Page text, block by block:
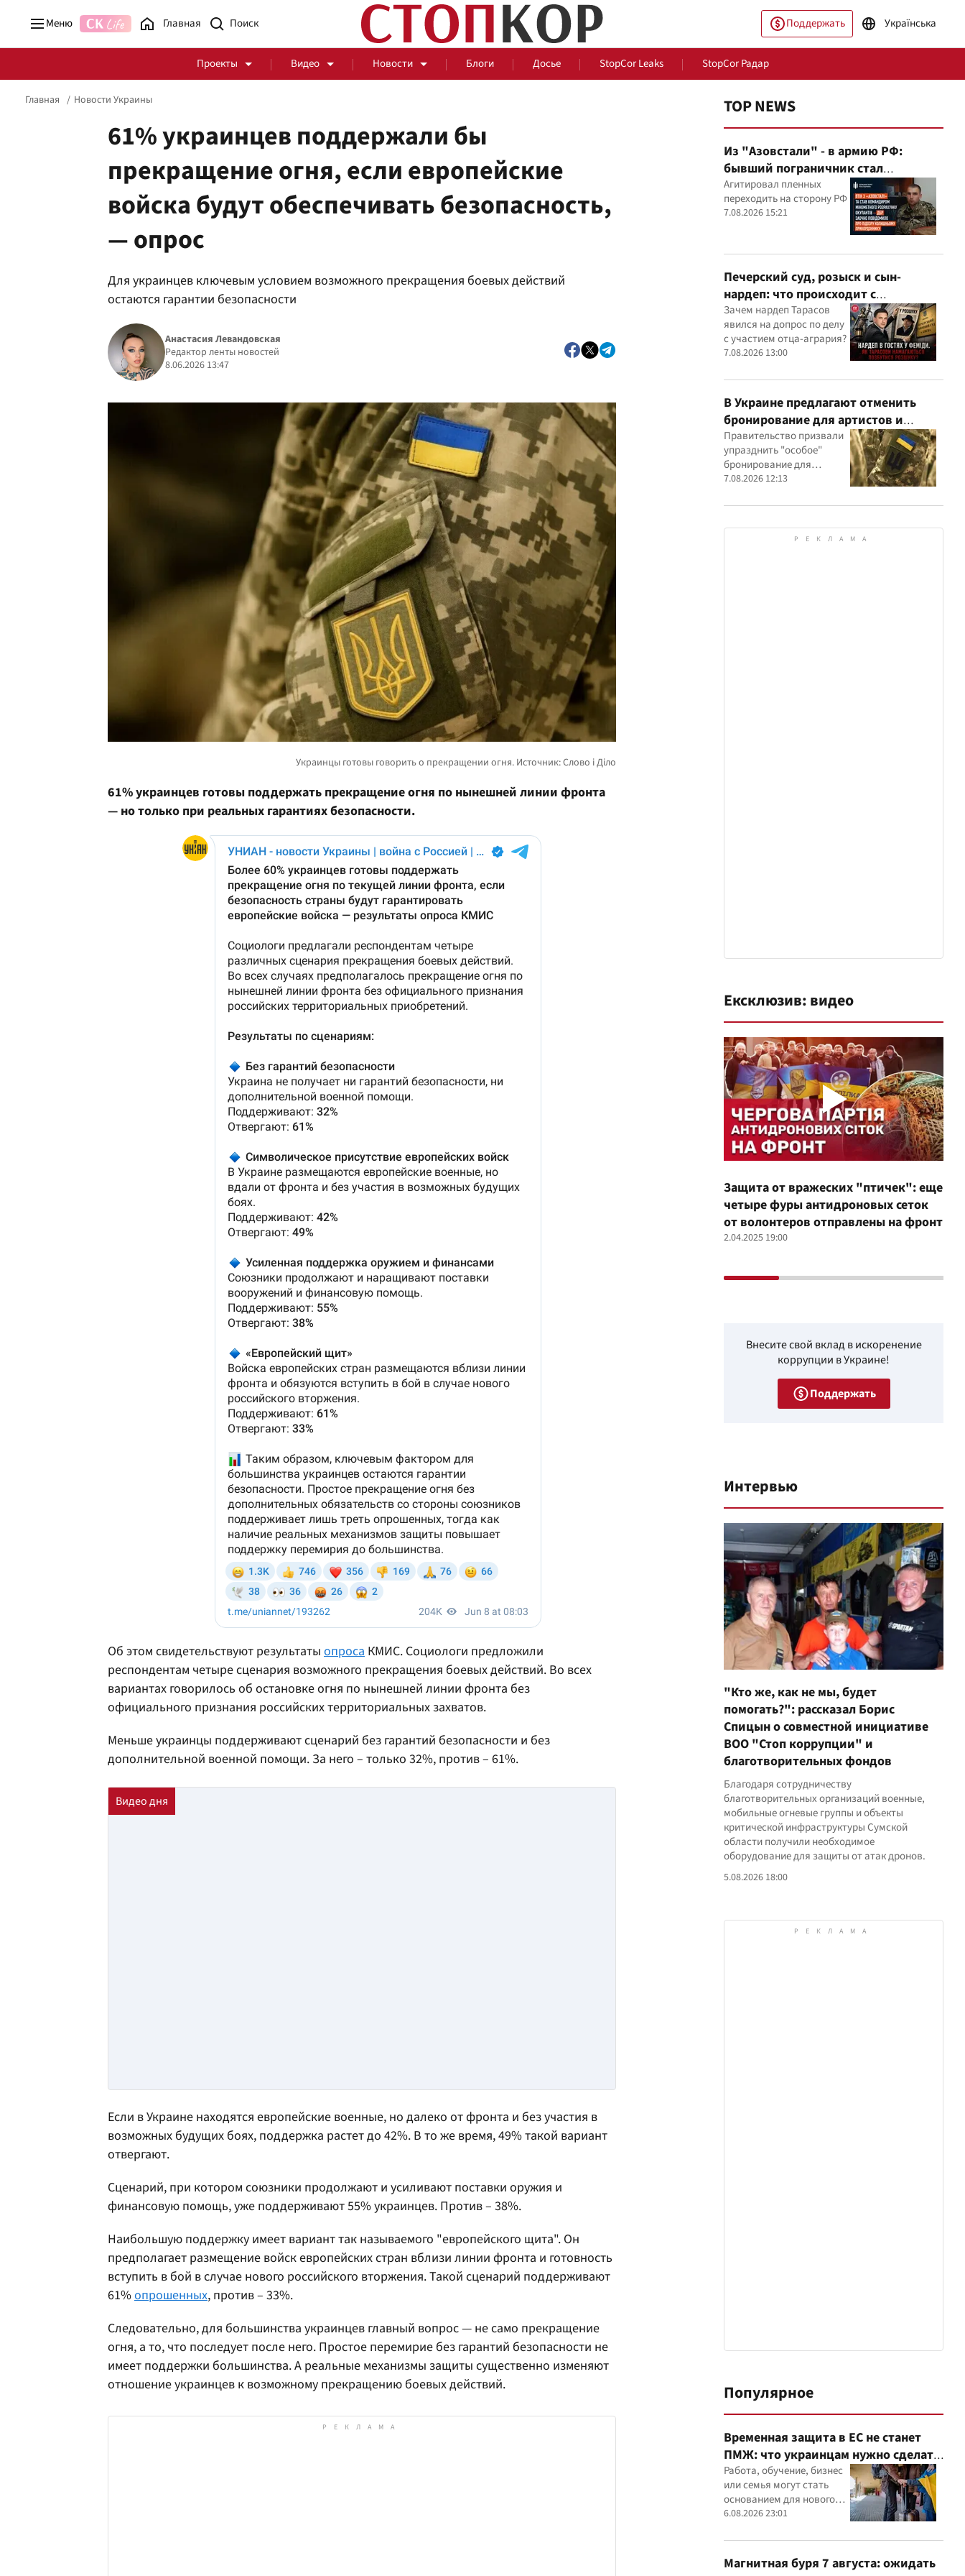
Меню Главная Поддержать Українська
Проекты Видео Новости Блоги Досье StopCor Leaks StopCor Радар
Стоп Политической Коррупции Честные закупки За оградой
Здоровье
Главная Новости Украины
61% украинцев поддержали бы
прекращение огня, если европейские
войска будут обеспечивать безопасность,
— опрос
Для украинцев ключевым условием возможного прекращения боевых действий
остаются гарантии безопасности
Анастасия Левандовская
Редактор ленты новостей
8.06.2026 13:47
61% украинцев готовы поддержать прекращение огня по нынешней линии фронта
— но только при реальных гарантиях безопасности.
Об этом свидетельствуют результаты опроса КМИС. Социологи предложили
респондентам четыре сценария возможного прекращения боевых действий. Во всех
вариантах говорилось об остановке огня по нынешней линии фронта без
официального признания российских территориальных захватов.
Меньше украинцы поддерживают сценарий без гарантий безопасности и без
дополнительной военной помощи. За него – только 32%, против – 61%.
Если в Украине находятся европейские военные, но далеко от фронта и без участия в
возможных будущих боях, поддержка растет до 42%. В то же время, 49% такой вариант
отвергают.
Сценарий, при котором союзники продолжают и усиливают поставки оружия и
финансовую помощь, уже поддерживают 55% украинцев. Против – 38%.
Наибольшую поддержку имеет вариант так называемого "европейского щита". Он
предполагает размещение войск европейских стран вблизи линии фронта и готовность
вступить в бой в случае нового российского вторжения. Такой сценарий поддерживают
61%опрошенных, против – 33%.
Следовательно, для большинства украинцев главный вопрос — не само прекращение
огня, а то, что последует после него. Простое перемирие без гарантий безопасности не
имеет поддержки большинства. А реальные механизмы защиты существенно изменяют
отношение украинцев к возможному прекращению боевых действий.
TOP NEWS
Из "Азовстали" - в армию РФ:
бывший пограничник стал
командиром минометного расчета
оккупантов
Агитировал пленных
переходить на сторону РФ
7.08.2026 15:21
Печерский суд, розыск и сын-
нардеп: что происходит с
уголовными производствами с
участием агробарона Тарасова?
Зачем нардеп Тарасов
явился на допрос по делу
с участием отца-агрария?
7.08.2026 13:00
В Украине предлагают отменить
бронирование для артистов и
телеведущих: появилась петиция
Правительство призвали
упразднить "особое"
бронирование для
представителей шоу-
7.08.2026 12:13
Ексклюзив: видео
Защита от вражеских "птичек": еще
четыре фуры антидроновых сеток
от волонтеров отправлены на фронт
2.04.2025 19:00
Внесите свой вклад в искоренение
коррупции в Украине!
Поддержать
Интервью
"Кто же, как не мы, будет
помогать?": рассказал Борис
Спицын о совместной инициативе
ВОО "Стоп коррупции" и
благотворительных фондов
Благодаря сотрудничеству
благотворительных организаций военные,
мобильные огневые группы и объекты
критической инфраструктуры Сумской
области получили необходимое
оборудование для защиты от атак дронов.
5.08.2026 18:00
Популярное
Временная защита в ЕС не станет
ПМЖ: что украинцам нужно сделать
до 2028 года
Работа, обучение, бизнес
или семья могут стать
основанием для нового
статуса в ЕС
6.08.2026 23:01
Магнитная буря 7 августа: ожидать